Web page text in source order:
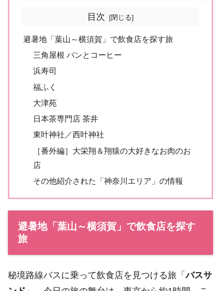
目次
避暑地「葉山～横須賀」で飲食店を探す旅
三角屋根 パンとコーヒー
浜寿司
福ふく
大津苑
日本茶専門店 茶井
東叶神社／西叶神社
［番外編］大栄翔＆翔猿の大好きなお肉のお
店
その他紹介された「神奈川エリア」の情報
避暑地「葉山～横須賀」で飲食店を探す
旅
秘境路線バスに乗って飲食店を見つける旅「バスサ